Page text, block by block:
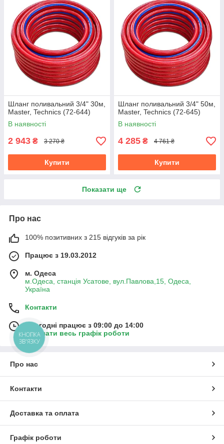
Шланг поливальний 3/4" 30м,
Master, Technics (72-644)
В наявності
2 943 ₴ 3 270 ₴
Купити
Шланг поливальний 3/4" 50м,
Master, Technics (72-645)
В наявності
4 285 ₴ 4 761 ₴
Купити
Показати ще
Про нас
100% позитивних з 215 відгуків за рік
Працює з 19.03.2012
м. Одеса
м.Одеса, станція Усатове, вул.Павлова,15, Одеса,
Україна
Контакти
Сьогодні працює з 09:00 до 14:00
Показати весь графік роботи
Про нас
Контакти
Доставка та оплата
Графік роботи
КНОПКА
ЗВ'ЯЗКУ